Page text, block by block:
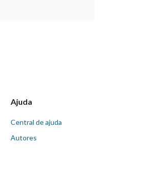
Ajuda
Central de ajuda
Autores